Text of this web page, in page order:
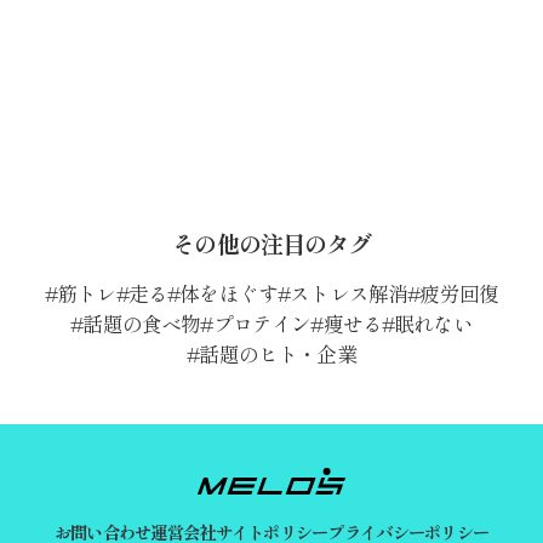
その他の注目のタグ
筋トレ 走る 体をほぐす ストレス解消 疲労回復
話題の食べ物 プロテイン 痩せる 眠れない
話題のヒト・企業
お問い合わせ運営会社サイトポリシープライバシーポリシー